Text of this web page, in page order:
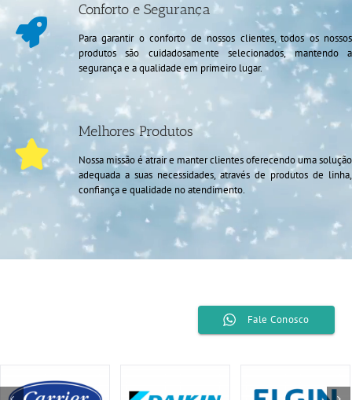
Conforto e Segurança
Para garantir o conforto de nossos clientes, todos os nossos
produtos são cuidadosamente selecionados, mantendo a
segurança e a qualidade em primeiro lugar.
Melhores Produtos
Nossa missão é atrair e manter clientes oferecendo uma solução
adequada a suas necessidades, através de produtos de linha,
confiança e qualidade no atendimento.
Fale Conosco